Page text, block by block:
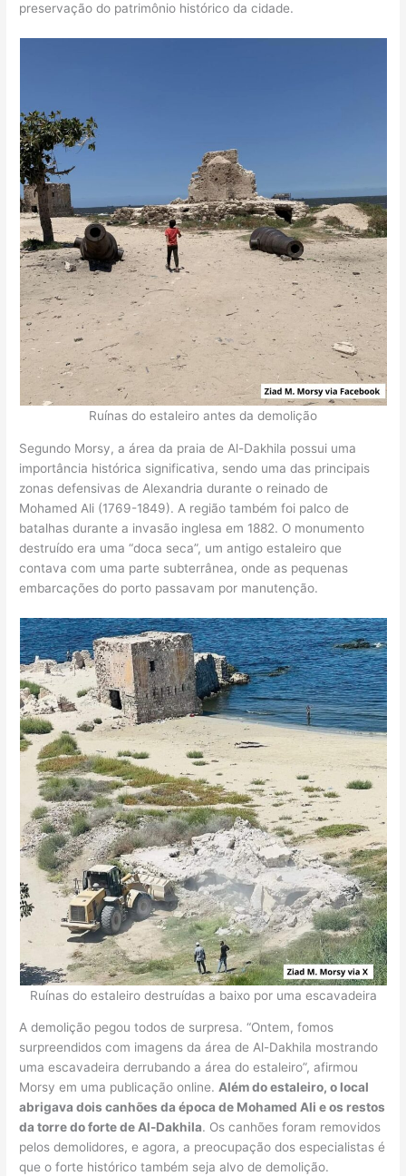
preservação do patrimônio histórico da cidade.
Ruínas do estaleiro antes da demolição
Segundo Morsy, a área da praia de Al-Dakhila possui uma
importância histórica significativa, sendo uma das principais
zonas defensivas de Alexandria durante o reinado de
Mohamed Ali (1769-1849). A região também foi palco de
batalhas durante a invasão inglesa em 1882. O monumento
destruído era uma “doca seca”, um antigo estaleiro que
contava com uma parte subterrânea, onde as pequenas
embarcações do porto passavam por manutenção.
Ruínas do estaleiro destruídas a baixo por uma escavadeira
A demolição pegou todos de surpresa. “Ontem, fomos
surpreendidos com imagens da área de Al-Dakhila mostrando
uma escavadeira derrubando a área do estaleiro”, afirmou
Morsy em uma publicação online.Além do estaleiro, o local
abrigava dois canhões da época de Mohamed Ali e os restos
da torre do forte de Al-Dakhila. Os canhões foram removidos
pelos demolidores, e agora, a preocupação dos especialistas é
que o forte histórico também seja alvo de demolição.